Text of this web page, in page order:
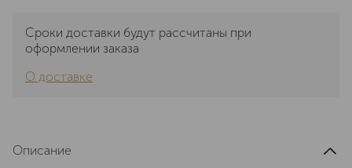
Сроки доставки будут рассчитаны при
оформлении заказа
О доставке
Описание